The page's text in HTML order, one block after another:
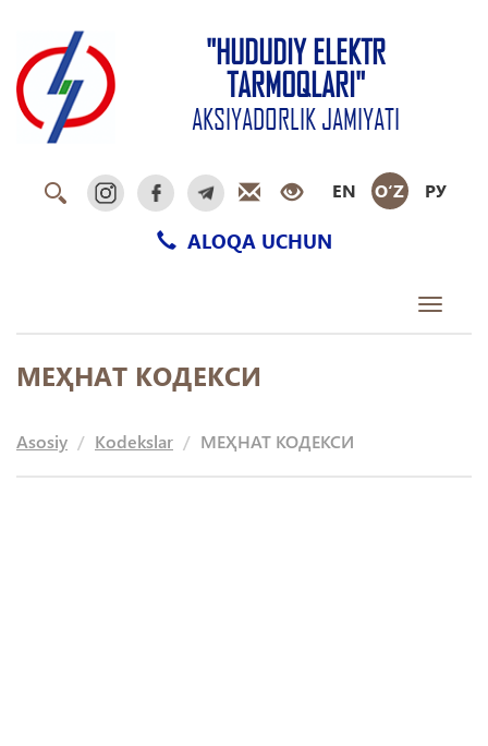
"HUDUDIY ELEKTR
TARMOQLARI"
AKSIYADORLIK JAMIYATI
EN O‘Z РУ
ALOQA UCHUN
Toggle
МЕҲНАТ КОДЕКСИ
Asosiy Kodekslar МЕҲНАТ КОДЕКСИ